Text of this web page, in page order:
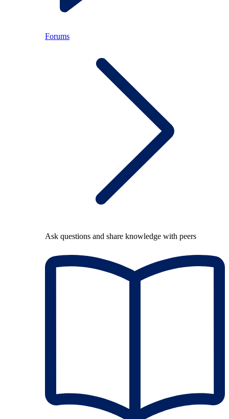
Forums
Ask questions and share knowledge with peers